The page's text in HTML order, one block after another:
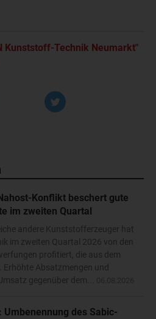
Kunststoff-Technik Neumarkt"
Konflikt beschert gute
im zweiten Quartal
andere Kunststofferzeuger hat
im zweiten Quartal 2026 von den
profitiert, die aus dem
Absatzmengen und
gegenüber dem...
Umbenennung des Sabic-